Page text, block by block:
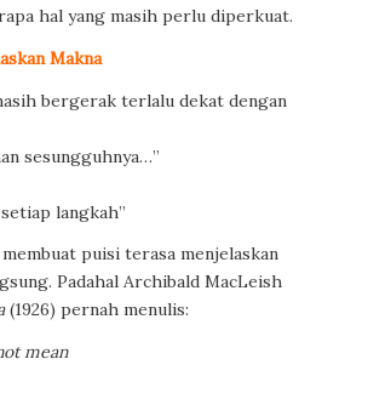
hal yang masih perlu diperkuat.
Makna
bergerak terlalu dekat dengan
sesungguhnya…”
langkah”
puisi terasa menjelaskan
Padahal Archibald MacLeish
(1926) pernah menulis:
mean